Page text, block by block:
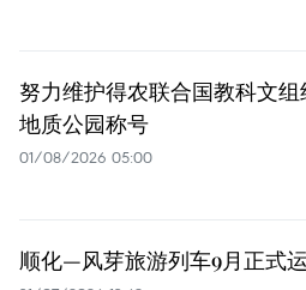
努力维护得农联合国教科文组
地质公园称号
01/08/2026 05:00
顺化—风芽旅游列车9月正式